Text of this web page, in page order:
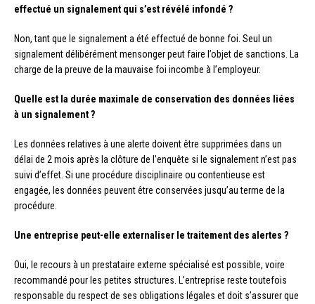
effectué un signalement qui s’est révélé infondé ?
Non, tant que le signalement a été effectué de bonne foi. Seul un
signalement délibérément mensonger peut faire l’objet de sanctions. La
charge de la preuve de la mauvaise foi incombe à l’employeur.
Quelle est la durée maximale de conservation des données liées
à un signalement ?
Les données relatives à une alerte doivent être supprimées dans un
délai de 2 mois après la clôture de l’enquête si le signalement n’est pas
suivi d’effet. Si une procédure disciplinaire ou contentieuse est
engagée, les données peuvent être conservées jusqu’au terme de la
procédure.
Une entreprise peut-elle externaliser le traitement des alertes ?
Oui, le recours à un prestataire externe spécialisé est possible, voire
recommandé pour les petites structures. L’entreprise reste toutefois
responsable du respect de ses obligations légales et doit s’assurer que